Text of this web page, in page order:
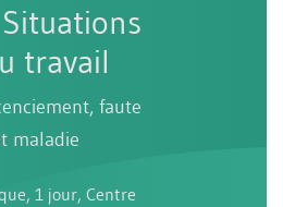
travail
faute
maladie
1 jour, Centre